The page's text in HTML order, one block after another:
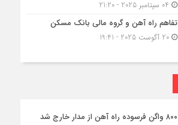
تفاهم راه آهن و گروه مالی بانک مسکن
20 آگوست 2025 - 19:41
۸۰۰ واگن فرسوده راه آهن از مدار خارج شد